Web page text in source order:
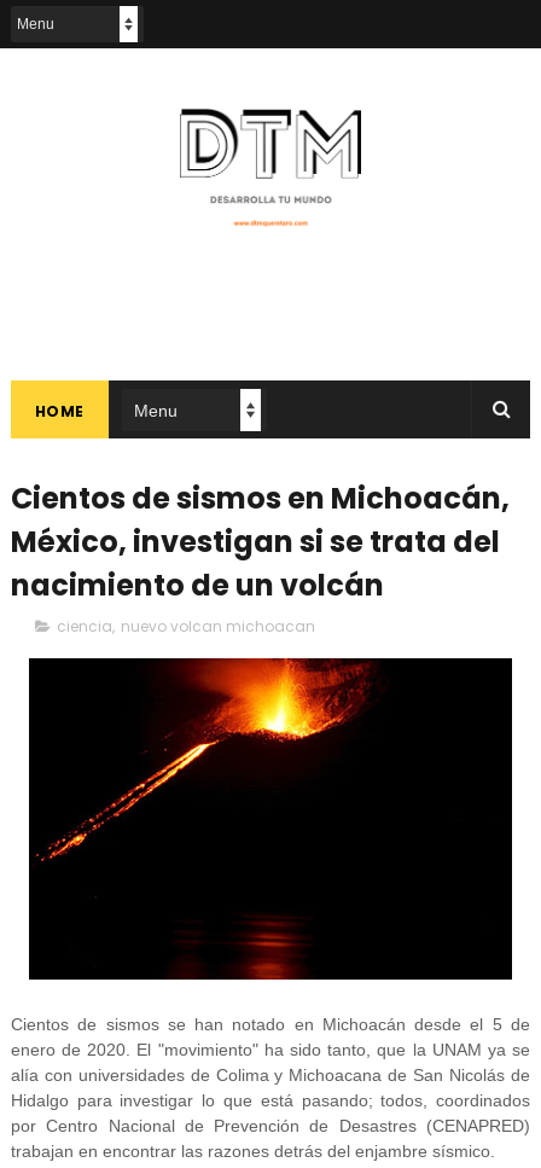
HOME
Cientos de sismos en Michoacán,
México, investigan si se trata del
nacimiento de un volcán
ciencia, nuevo volcan michoacan
Cientos de sismos se han notado en Michoacán desde el 5 de
enero de 2020. El "movimiento" ha sido tanto, que la UNAM ya se
alía con universidades de Colima y Michoacana de San Nicolás de
Hidalgo para investigar lo que está pasando; todos, coordinados
por Centro Nacional de Prevención de Desastres (CENAPRED)
trabajan en encontrar las razones detrás del enjambre sísmico.